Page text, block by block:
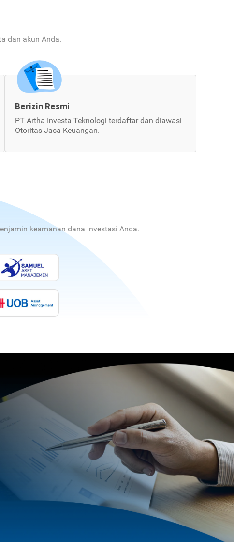
dan akun Anda.
Berizin Resmi
PT Artha Investa Teknologi terdaftar dan diawasi
Otoritas Jasa Keuangan.
keamanan dana investasi Anda.